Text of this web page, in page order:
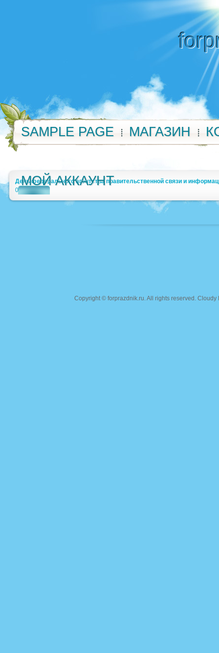
SAMPLE PAGE МАГАЗИН
МОЙ АККАУНТ
День федерального агентства правительственной связи и
0
Copyright © forprazdnik.ru. All rights reserved.